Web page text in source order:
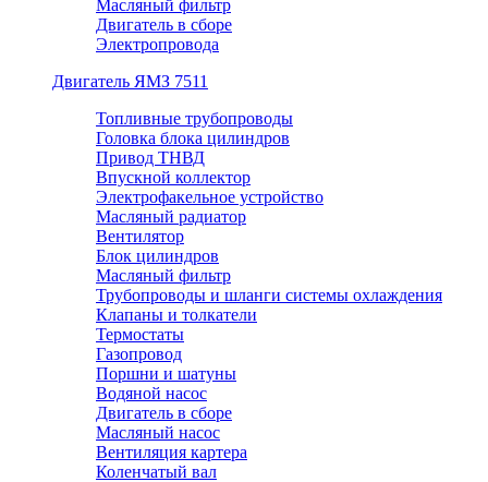
Масляный фильтр
Двигатель в сборе
Электропровода
Двигатель ЯМЗ 7511
Топливные трубопроводы
Головка блока цилиндров
Привод ТНВД
Впускной коллектор
Электрофакельное устройство
Масляный радиатор
Вентилятор
Блок цилиндров
Масляный фильтр
Трубопроводы и шланги системы охлаждения
Клапаны и толкатели
Термостаты
Газопровод
Поршни и шатуны
Водяной насос
Двигатель в сборе
Масляный насос
Вентиляция картера
Коленчатый вал